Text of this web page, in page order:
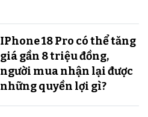
IPhone 18 Pro có thể tăng
giá gần 8 triệu đồng,
người mua nhận lại được
những quyền lợi gì?